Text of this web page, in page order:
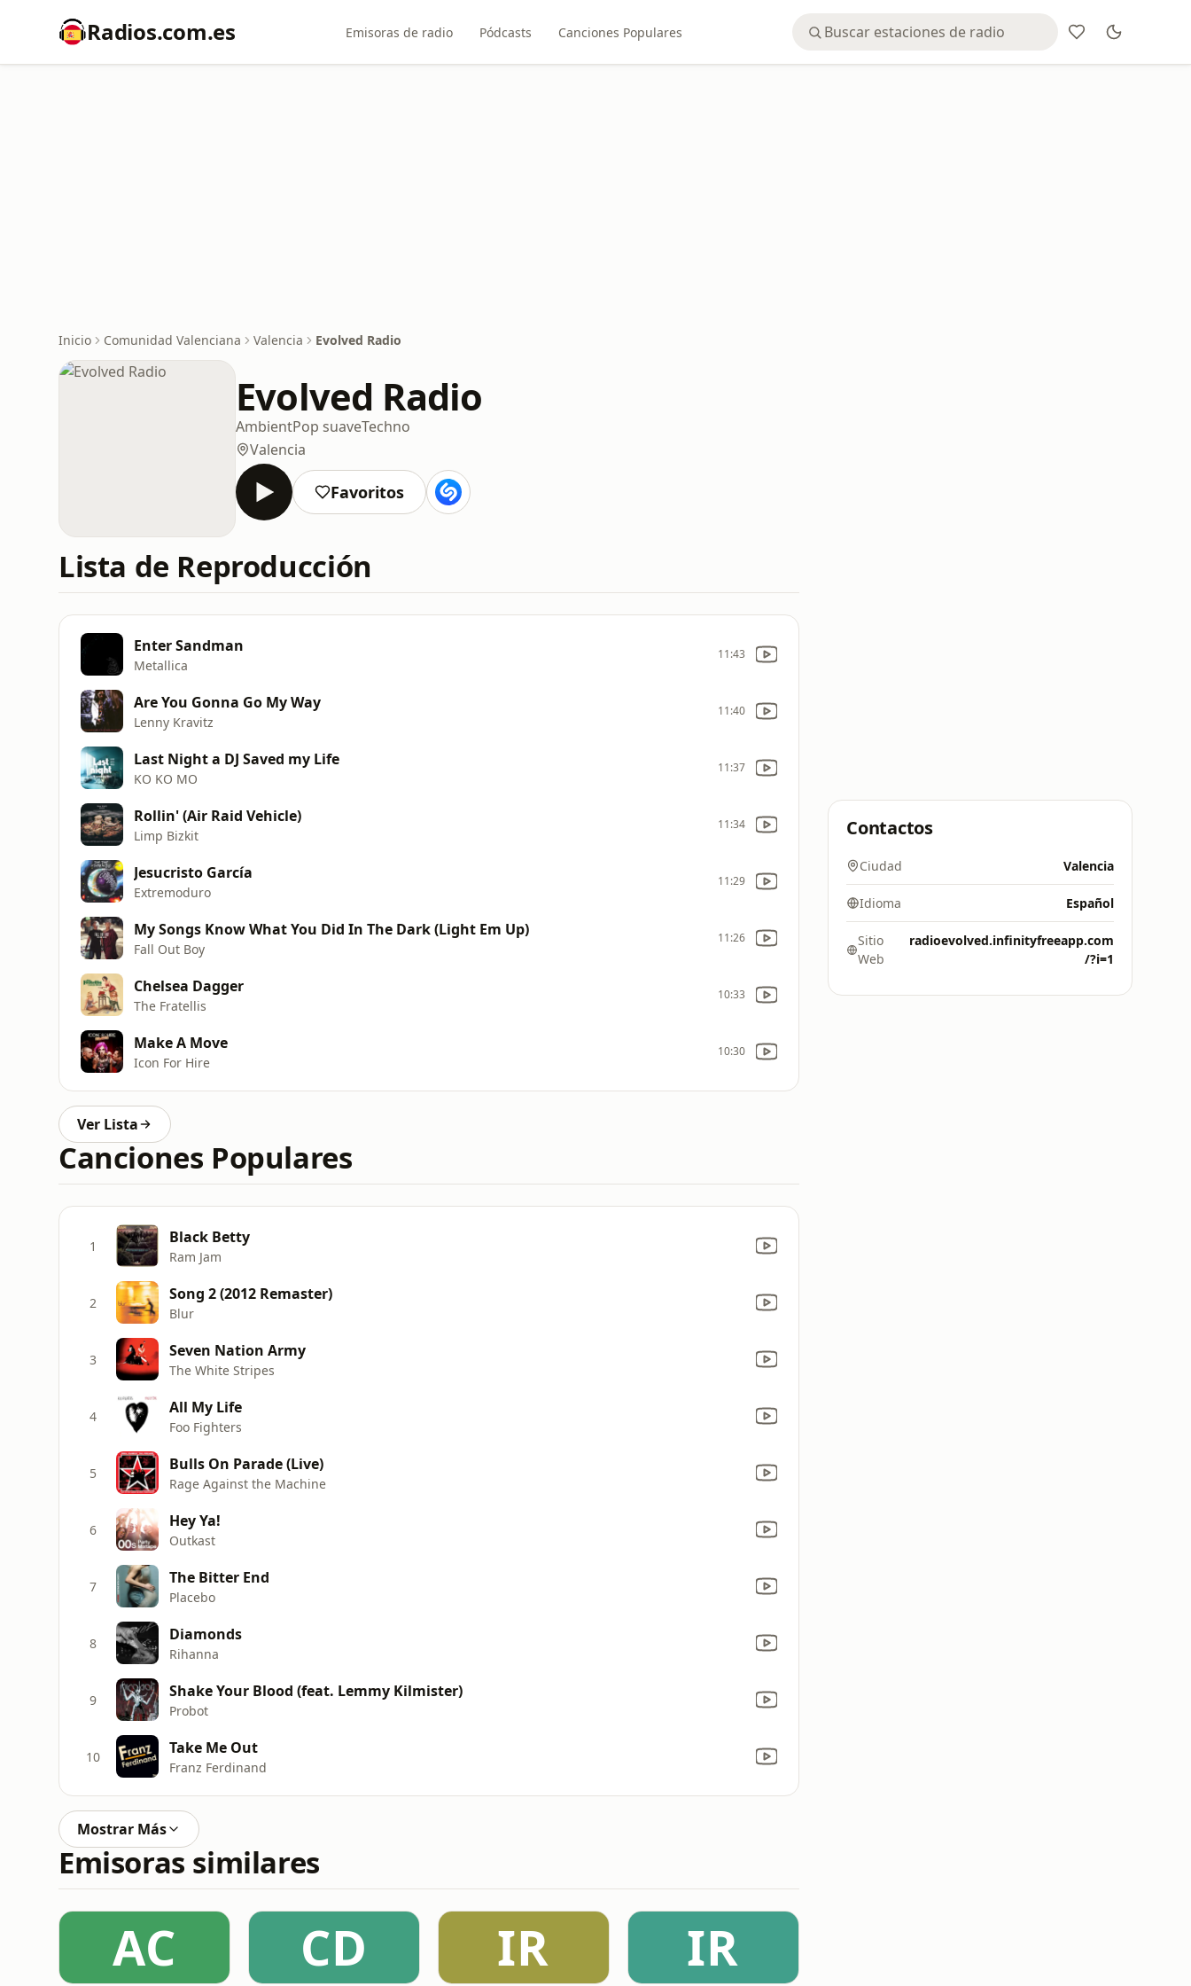
Radios.com.es Emisoras de radio Pódcasts Canciones Populares
Inicio Comunidad Valenciana Valencia Evolved Radio
Evolved Radio
AmbientPop suaveTechno
Valencia
Favoritos
Lista de Reproducción
Enter Sandman
Metallica
11:43
Are You Gonna Go My Way
Lenny Kravitz
11:40
Last Night a DJ Saved my Life
KO KO MO
11:37
Rollin' (Air Raid Vehicle)
Limp Bizkit
11:34
Jesucristo García
Extremoduro
11:29
My Songs Know What You Did In The Dark (Light Em Up)
Fall Out Boy
11:26
Chelsea Dagger
The Fratellis
10:33
Make A Move
Icon For Hire
10:30
Ver Lista
Canciones Populares
1 Black Betty
Ram Jam
2 Song 2 (2012 Remaster)
Blur
3 Seven Nation Army
The White Stripes
4 All My Life
Foo Fighters
5 Bulls On Parade (Live)
Rage Against the Machine
6 Hey Ya!
Outkast
7 The Bitter End
Placebo
8 Diamonds
Rihanna
9 Shake Your Blood (feat. Lemmy Kilmister)
Probot
10 Take Me Out
Franz Ferdinand
Mostrar Más
Emisoras similares
AC CD IR IR
Contactos
Ciudad Valencia
Idioma Español
Sitio
Web
radioevolved.infinityfreeapp.com
/?i=1